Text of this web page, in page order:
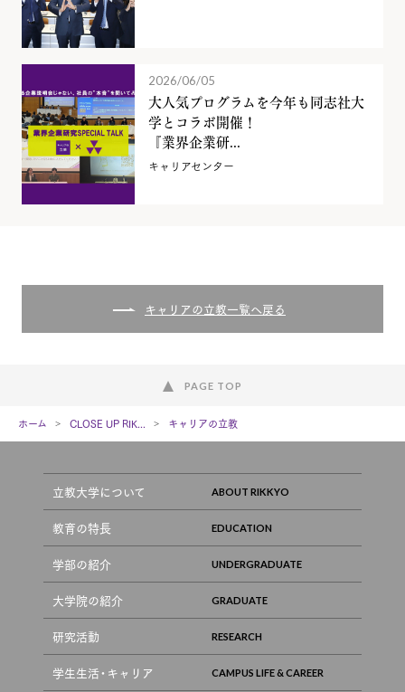
2026/06/05
大人気プログラムを今年も同志社大
学とコラボ開催！
『業界企業研...
キャリアセンター
キャリアの立教一覧へ戻る
PAGE TOP
ホーム CLOSE UP RIK... キャリアの立教
立教大学について
教育の特長
学部の紹介
大学院の紹介
研究活動
学生生活・キャリア